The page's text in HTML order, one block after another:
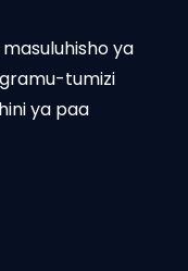
ya
tumizi
ya paa